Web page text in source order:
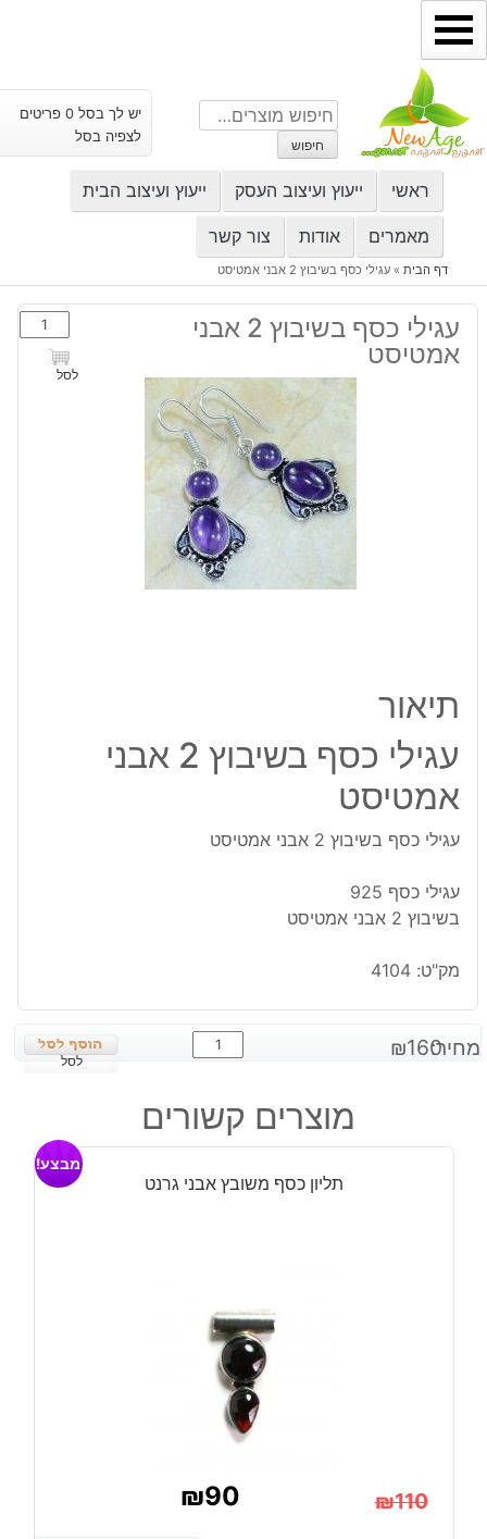
דילוג
לתוכן
חיפוש
עבור:
חיפוש
יש לך בסל 0 פריטים
לצפיה בסל
ראשי ייעוץ ועיצוב העסק ייעוץ ועיצוב הבית
מאמרים אודות צור קשר
דף הבית» עגילי כסף בשיבוץ 2 אבני אמטיסט
עגילי כסף בשיבוץ 2 אבני
אמטיסט
כמות
של
עגילי
לסל
תיאור
עגילי כסף בשיבוץ 2 אבני
אמטיסט
עגילי כסף בשיבוץ 2 אבני אמטיסט
עגילי כסף 925
בשיבוץ 2 אבני אמטיסט
מק"ט: 4104
מחיר: ₪160
כמות
של
כסף
בשיבוץ
אבני
לסל
מוצרים קשורים
תליון כסף משובץ אבני גרנט
מבצע!
₪110
₪90